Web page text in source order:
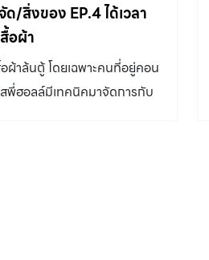
/สิ่งของ EP.4 ได้เวลา
อผ้า
ผ้าล้นตู้ โดยเฉพาะคนที่อยู่คอน
พี่ฮอลล์มีเทคนิคมาจัดการกับ